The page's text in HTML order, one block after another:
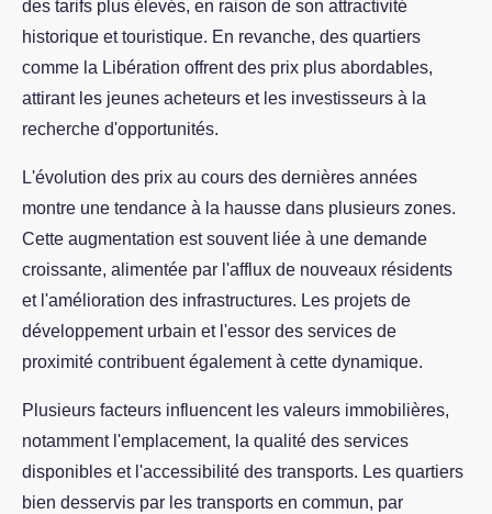
des tarifs plus élevés, en raison de son attractivité
historique et touristique. En revanche, des quartiers
comme la Libération offrent des prix plus abordables,
attirant les jeunes acheteurs et les investisseurs à la
recherche d'opportunités.
L'évolution des prix au cours des dernières années
montre une tendance à la hausse dans plusieurs zones.
Cette augmentation est souvent liée à une demande
croissante, alimentée par l'afflux de nouveaux résidents
et l'amélioration des infrastructures. Les projets de
développement urbain et l'essor des services de
proximité contribuent également à cette dynamique.
Plusieurs facteurs influencent les valeurs immobilières,
notamment l'emplacement, la qualité des services
disponibles et l'accessibilité des transports. Les quartiers
bien desservis par les transports en commun, par